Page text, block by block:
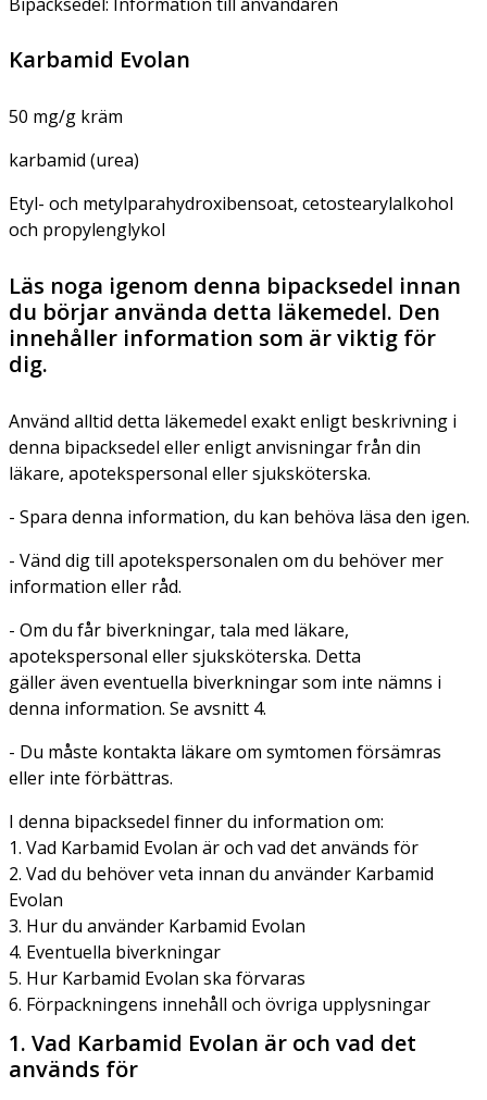
Karbamid Evolan
50 mg/g kräm
karbamid (urea)
Etyl- och metylparahydroxibensoat, cetostearylalkohol
och propylenglykol
Läs noga igenom denna bipacksedel innan
du börjar använda detta läkemedel. Den
innehåller information som är viktig för
dig.
Använd alltid detta läkemedel exakt enligt beskrivning i
denna bipacksedel eller enligt anvisningar från din
läkare, apotekspersonal eller sjuksköterska.
- Spara denna information, du kan behöva läsa den igen.
- Vänd dig till apotekspersonalen om du behöver mer
information eller råd.
- Om du får biverkningar, tala med läkare,
apotekspersonal eller sjuksköterska. Detta
gäller även eventuella biverkningar som inte nämns i
denna information. Se avsnitt 4.
- Du måste kontakta läkare om symtomen försämras
eller inte förbättras.
I denna bipacksedel finner du information om:
1. Vad Karbamid Evolan är och vad det används för
2. Vad du behöver veta innan du använder Karbamid
Evolan
3. Hur du använder Karbamid Evolan
4. Eventuella biverkningar
5. Hur Karbamid Evolan ska förvaras
6. Förpackningens innehåll och övriga upplysningar
1. Vad Karbamid Evolan är och vad det
används för